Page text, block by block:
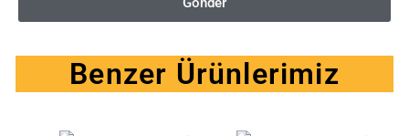
Benzer Ürünlerimiz